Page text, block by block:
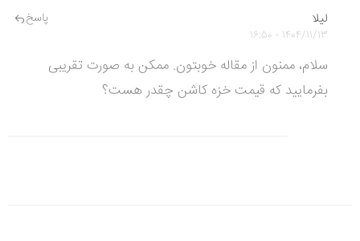
پاسخ لیلا
1404/11/13 - 16:50
سلام، ممنون از مقاله خوبتون. ممکن به صورت تقریبی
بفرمایید که قیمت خزه کاشن چقدر هست؟